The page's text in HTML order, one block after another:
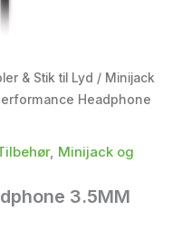
& Stik til Lyd / Minijack
Headphone
, Minijack og
3.5MM